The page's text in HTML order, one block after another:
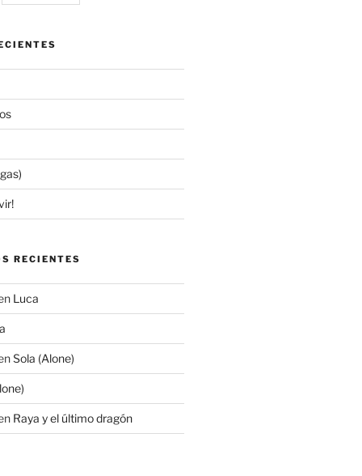
RECIENTES
Luca
Sola (Alone)
Raya y el último dragón